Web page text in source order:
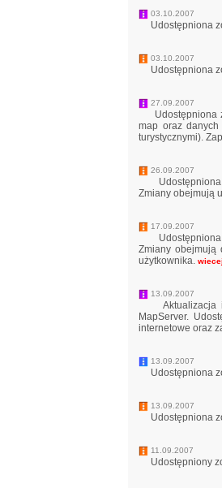
03.10.2007
Udostępniona
03.10.2007
Udostępniona
27.09.2007
Udostępniona
map oraz
turystycznymi).
26.09.2007
Udostępniona
Zmiany obejmują
17.09.2007
Udostępniona
Zmiany obejmują
użytkownika.
13.09.2007
Aktualizacja
MapServer.
internetowe oraz
13.09.2007
Udostępniona
13.09.2007
Udostępniona
11.09.2007
Udostępniony